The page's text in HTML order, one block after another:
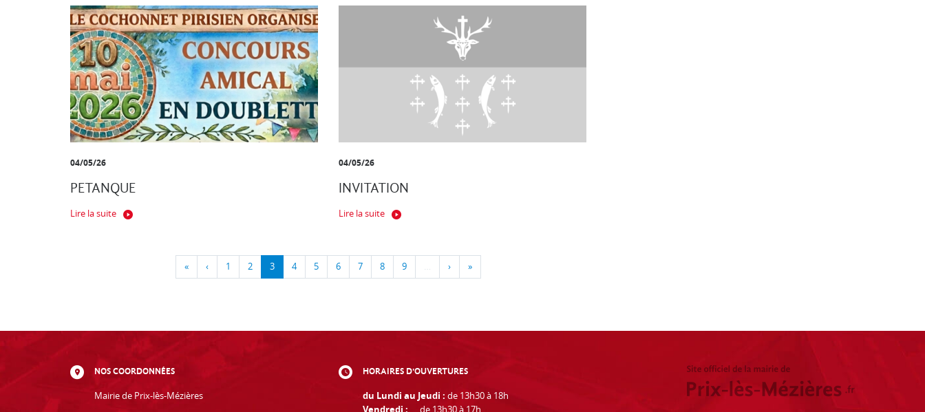
04/05/26
PETANQUE
Lire la suite
04/05/26
INVITATION
Lire la suite
« ‹ 1 2 3 4 5 6 7 8 9 … › »
NOS COORDONNÉES
Mairie de Prix-lès-Mézières
HORAIRES D'OUVERTURES
du Lundi au Jeudi : de 13h30 à 18h
Vendredi :
de 13h30 à 17h